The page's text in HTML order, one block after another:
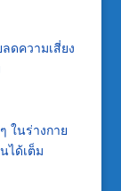
ดความเสี่ยง
ในร่างกาย
ได้เต็ม